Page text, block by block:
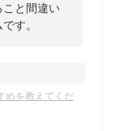
こと間違い
す。
めを教えてくだ